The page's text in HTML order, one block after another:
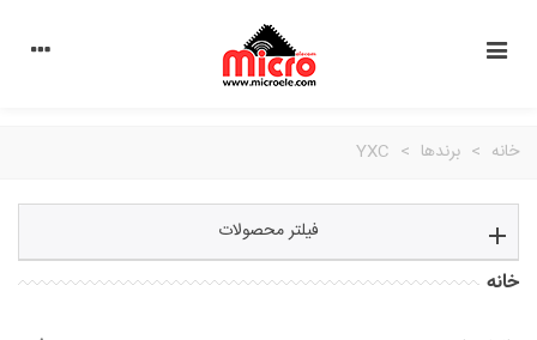
خانه > برندها >
YXC
فیلتر محصولات
خانه